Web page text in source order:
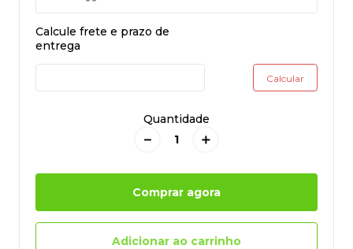
Quantidade
＋
－
Comprar agora
Adicionar ao carrinho